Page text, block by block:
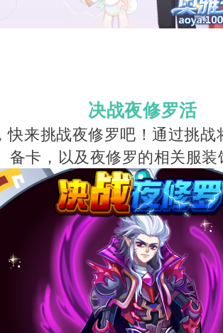
决战夜修罗活
快来挑战夜修罗吧！通过挑战
备卡，以及夜修罗的相关服